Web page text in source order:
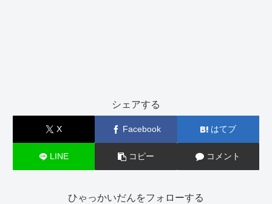
シェアする
X Facebook はてブ
LINE コピー コメント
ひゃっかいだんをフォローする